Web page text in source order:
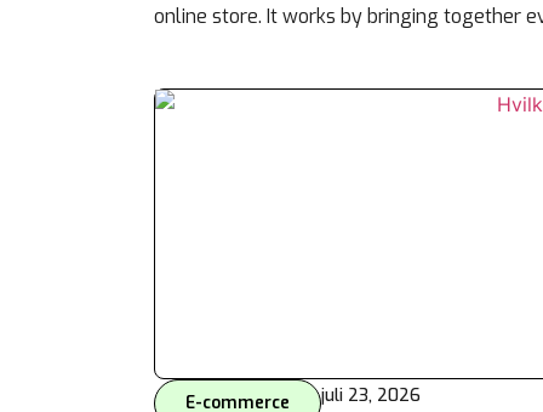
online store. It works by bringing together
E-commerce juli 23, 2026